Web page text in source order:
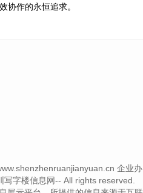
协作的永恒追求。
企业办
字楼信息网-- All rights reserved.